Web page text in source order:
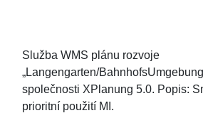
Služba WMS plánu rozvoje
„Langengarten/
společnosti XPlanung 5.0. Popis:
prioritní použití MI.